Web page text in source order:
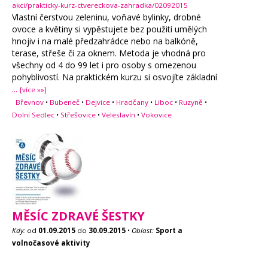
akci/prakticky-kurz-ctvereckova-zahradka/02092015
Vlastní čerstvou zeleninu, voňavé bylinky, drobné
ovoce a květiny si vypěstujete bez použití umělých
hnojiv i na malé předzahrádce nebo na balkóně,
terase, střeše či za oknem. Metoda je vhodná pro
všechny od 4 do 99 let i pro osoby s omezenou
pohyblivostí. Na praktickém kurzu si osvojíte základní
... [více »»]
Břevnov • Bubeneč • Dejvice • Hradčany • Liboc • Ruzyně •
Dolní Sedlec • Střešovice • Veleslavín • Vokovice
MĚSÍC ZDRAVÉ ŠESTKY
Kdy: od 01.09.2015 do 30.09.2015 • Oblast: Sport a
volnočasové aktivity